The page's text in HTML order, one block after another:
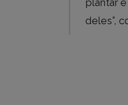
plantar
deles”,